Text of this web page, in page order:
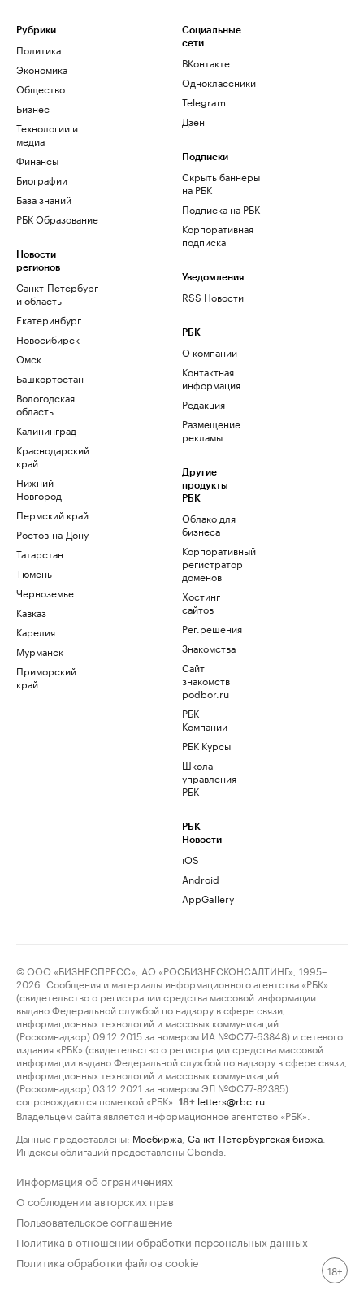
Рубрики
Политика
Экономика
Общество
Бизнес
Технологии и
медиа
Финансы
Биографии
База знаний
РБК Образование
Новости
регионов
Санкт-Петербург
и область
Екатеринбург
Новосибирск
Омск
Башкортостан
Вологодская
область
Калининград
Краснодарский
край
Нижний
Новгород
Пермский край
Ростов-на-Дону
Татарстан
Тюмень
Черноземье
Кавказ
Карелия
Мурманск
Приморский
край
Социальные
сети
ВКонтакте
Одноклассники
Telegram
Дзен
Подписки
Скрыть баннеры
на РБК
Подписка на РБК
Корпоративная
подписка
Уведомления
RSS Новости
РБК
О компании
Контактная
информация
Редакция
Размещение
рекламы
Другие
продукты
РБК
Облако для
бизнеса
Корпоративный
регистратор
доменов
Хостинг
сайтов
Рег.решения
Знакомства
Сайт
знакомств
podbor.ru
РБК
Компании
РБК Курсы
Школа
управления
РБК
РБК
Новости
iOS
Android
AppGallery
© ООО «БИЗНЕСПРЕСС», АО «РОСБИЗНЕСКОНСАЛТИНГ», 1995–
2026. Сообщения и материалы информационного агентства «РБК»
(свидетельство о регистрации средства массовой информации
выдано Федеральной службой по надзору в сфере связи,
информационных технологий и массовых коммуникаций
(Роскомнадзор) 09.12.2015 за номером ИА №ФС77-63848) и сетевого
издания «РБК» (свидетельство о регистрации средства массовой
информации выдано Федеральной службой по надзору в сфере связи,
информационных технологий и массовых коммуникаций
(Роскомнадзор) 03.12.2021 за номером ЭЛ №ФС77-82385)
сопровождаются пометкой «РБК».
18+ letters@rbc.ru
Владельцем сайта является информационное агентство «РБК».
Данные предоставлены: Мосбиржа Санкт-Петербургская биржа
Индексы облигаций предоставлены Cbonds.
Информация об ограничениях
О соблюдении авторских прав
Пользовательское соглашение
Политика в отношении обработки персональных данных
Политика обработки файлов cookie
18+